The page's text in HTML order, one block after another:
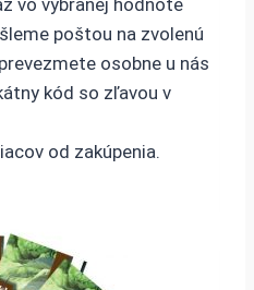
vo vybranej hodnote
poštou na zvolenú
osobne u nás
kód so zľavou v
od zakúpenia.